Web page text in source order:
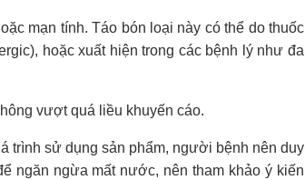
mạn tính. Táo bón loại này có thể do thuốc
hoặc xuất hiện trong các bệnh lý như đa
vượt quá liều khuyến cáo.
trình sử dụng sản phẩm, người bệnh nên duy
ngăn ngừa mất nước, nên tham khảo ý kiến